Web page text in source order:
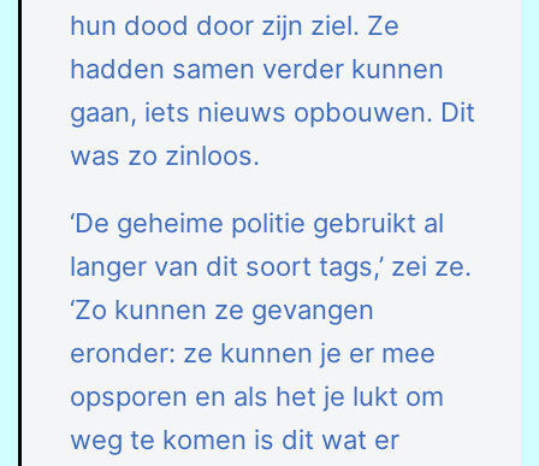
hun dood door zijn ziel. Ze
hadden samen verder kunnen
gaan, iets nieuws opbouwen. Dit
was zo zinloos.
‘De geheime politie gebruikt al
langer van dit soort tags,’ zei ze.
‘Zo kunnen ze gevangen
eronder: ze kunnen je er mee
opsporen en als het je lukt om
weg te komen is dit wat er